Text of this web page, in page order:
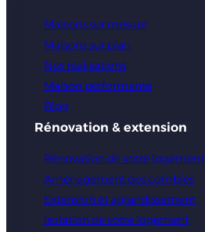
Maisons sur mesure
Maisons sur plan
Nos réalisations
Maison performante
Blog
Rénovation & extension
Rénovation de votre logement
Aménagement des combles
Extension et agrandissement
Isolation de votre logement